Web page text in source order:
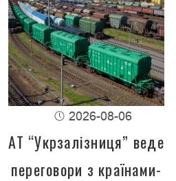
2026-08-06
АТ “Укрзалізниця” веде
переговори з країнами-